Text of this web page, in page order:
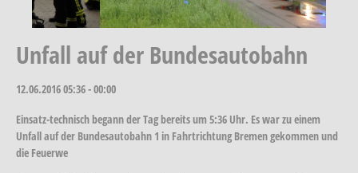
Unfall auf der Bundesautobahn
12.06.201605:36 - 00:00
Einsatz-technisch begann der Tag bereits um 5:36 Uhr. Es war zu einem
Unfall auf der Bundesautobahn 1 in Fahrtrichtung Bremen gekommen und
die Feuerwe